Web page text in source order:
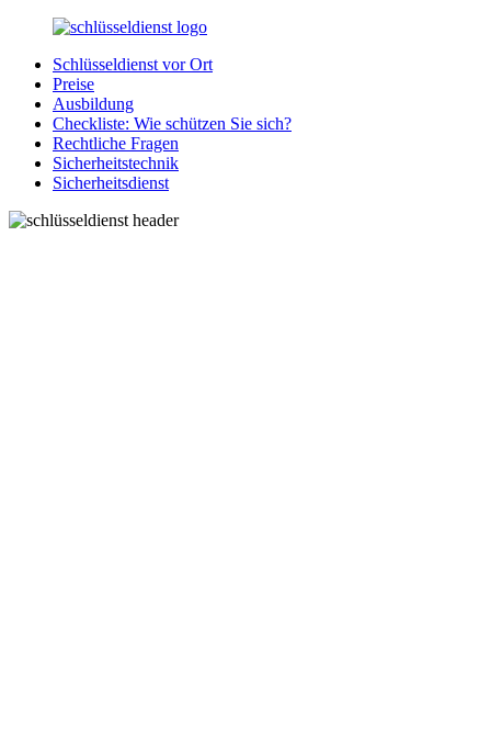
Zurück
Inhalt
SchluesseldienstDirekt.de
Ihre
Notlage
wird
gelöst!
Schlüsseldienst vor Ort
Preise
Ausbildung
Checkliste: Wie schützen Sie sich?
Rechtliche Fragen
Sicherheitstechnik
Sicherheitsdienst